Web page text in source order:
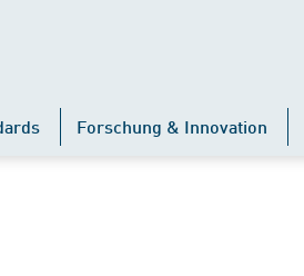
Forschung & Innovation